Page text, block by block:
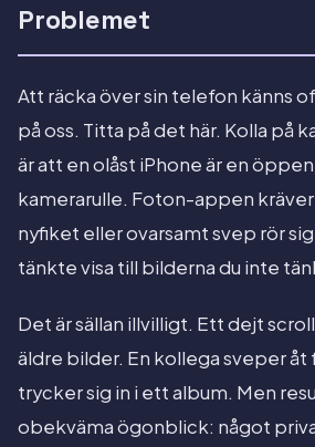
Problemet
Att räcka över sin telefon känns
på oss. Titta på det här. Kolla på
är att en olåst iPhone är en
kamerarulle. Foton-appen
nyfiket eller ovarsamt svep rör
tänkte visa till bilderna du inte
Det är sällan illvilligt. Ett dejt
äldre bilder. En kollega sveper åt
trycker sig in i ett album. Men
obekväma ögonblick: något